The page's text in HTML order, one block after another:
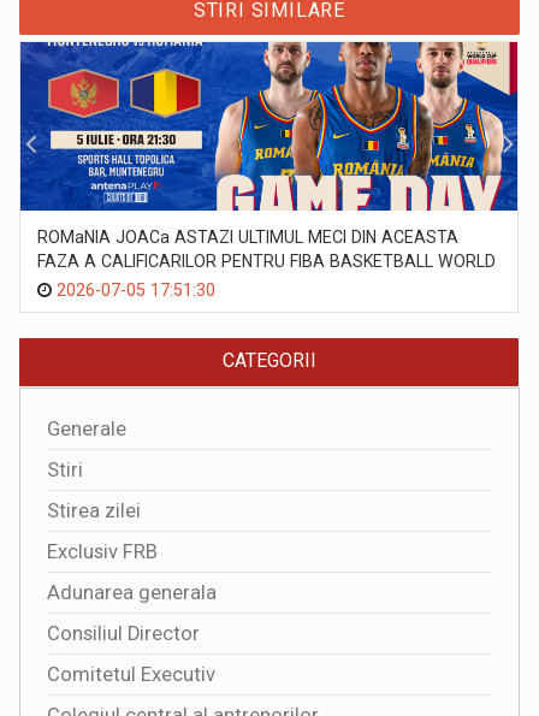
STIRI SIMILARE
ROMaNIA JOACa ASTAZI ULTIMUL MECI DIN ACEASTA
FAZA A CALIFICARILOR PENTRU FIBA BASKETBALL WORLD
CUP 2027
2026-07-05 17:51:30
CATEGORII
Generale
Stiri
Stirea zilei
Exclusiv FRB
Adunarea generala
Consiliul Director
Comitetul Executiv